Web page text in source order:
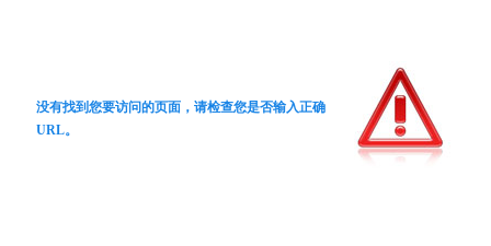
没有找到您要访问的页面，请检查您是否输入正确
URL。